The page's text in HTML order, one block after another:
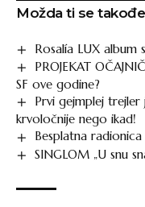
Možda ti se
Rosalía LUX album
PROJEKAT
SF ove godine?
Prvi gejmplej trejler
krvoločnije nego ikad!
Besplatna radionica
SINGLOM „U snu